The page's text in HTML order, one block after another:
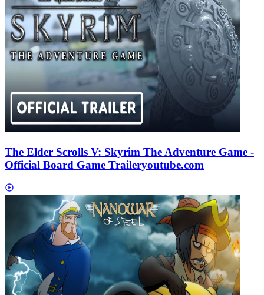
The Elder Scrolls V: Skyrim The Adventure Game -
Official Board Game Traileryoutube.com